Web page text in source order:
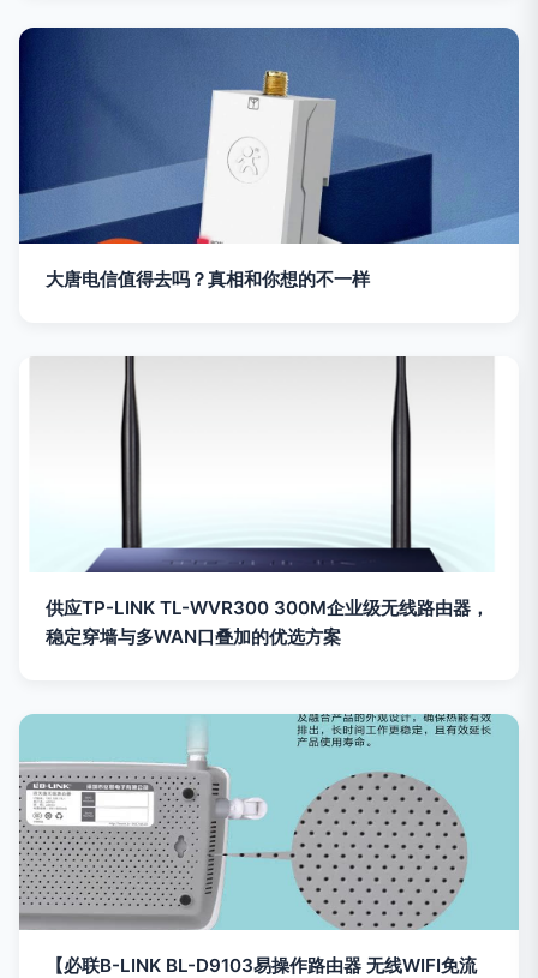
大唐电信值得去吗？真相和你想的不一样
供应TP-LINK TL-WVR300 300M企业级无线路由器，
稳定穿墙与多WAN口叠加的优选方案
【必联B-LINK BL-D9103易操作路由器 无线WIFI免流